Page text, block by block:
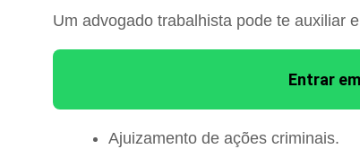
Um advogado trabalhista pode te auxiliar
Entrar
Ajuizamento de ações criminais.